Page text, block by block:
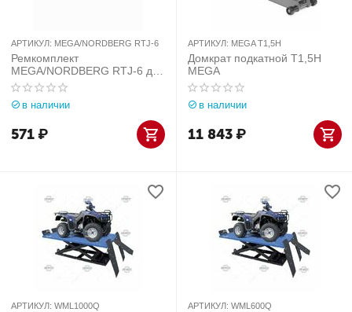
АРТИКУЛ: MEGA/NORDBERG RTJ-6
Ремкомплект
MEGA/NORDBERG RTJ-6 для
домкрата TJ6
в наличии
571₽
АРТИКУЛ: MEGA T1,5H
Домкрат подкатной T1,5H
MEGA
в наличии
11 843₽
АРТИКУЛ: WML1000Q АРТИКУЛ: WML600Q